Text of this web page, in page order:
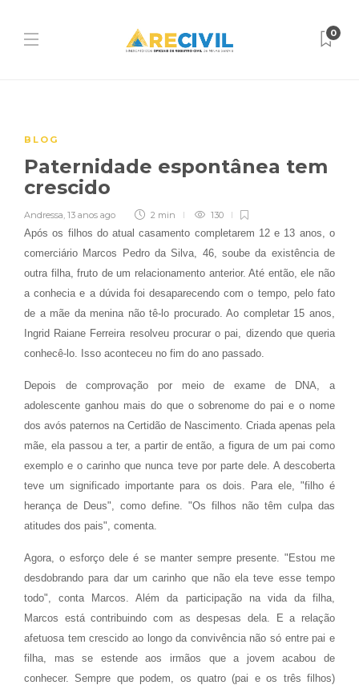
0
BLOG
Paternidade espontânea tem
crescido
Andressa, 13 anos ago 2 min 130
Após os filhos do atual casamento completarem 12 e 13 anos, o
comerciário Marcos Pedro da Silva, 46, soube da existência de
outra filha, fruto de um relacionamento anterior. Até então, ele não
a conhecia e a dúvida foi desaparecendo com o tempo, pelo fato
de a mãe da menina não tê-lo procurado. Ao completar 15 anos,
Ingrid Raiane Ferreira resolveu procurar o pai, dizendo que queria
conhecê-lo. Isso aconteceu no fim do ano passado.
Depois de comprovação por meio de exame de DNA, a
adolescente ganhou mais do que o sobrenome do pai e o nome
dos avós paternos na Certidão de Nascimento. Criada apenas pela
mãe, ela passou a ter, a partir de então, a figura de um pai como
exemplo e o carinho que nunca teve por parte dele. A descoberta
teve um significado importante para os dois. Para ele, "filho é
herança de Deus", como define. "Os filhos não têm culpa das
atitudes dos pais", comenta.
Agora, o esforço dele é se manter sempre presente. "Estou me
desdobrando para dar um carinho que não ela teve esse tempo
todo", conta Marcos. Além da participação na vida da filha,
Marcos está contribuindo com as despesas dela. E a relação
afetuosa tem crescido ao longo da convivência não só entre pai e
filha, mas se estende aos irmãos que a jovem acabou de
conhecer. Sempre que podem, os quatro (pai e os três filhos)